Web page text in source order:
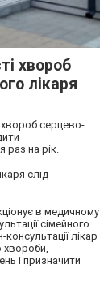
хвороб
лікаря
хвороб серцево-
на рік.
слід
в медичному
сімейного
лікар
хвороби,
і призначити